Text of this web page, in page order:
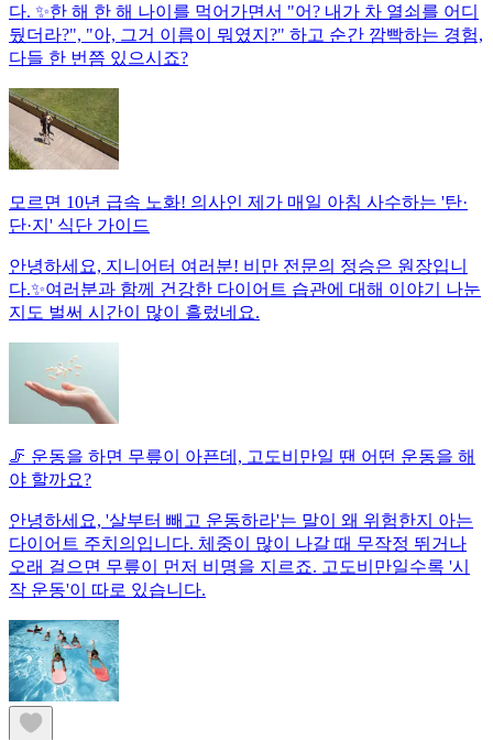
다. ✨한 해 한 해 나이를 먹어가면서 "어? 내가 차 열쇠를 어디
뒀더라?", "아, 그거 이름이 뭐였지?" 하고 순간 깜빡하는 경험,
다들 한 번쯤 있으시죠?
모르면 10년 급속 노화! 의사인 제가 매일 아침 사수하는 '탄·
단·지' 식단 가이드
안녕하세요, 지니어터 여러분! 비만 전문의 정승은 원장입니
다.✨여러분과 함께 건강한 다이어트 습관에 대해 이야기 나눈
지도 벌써 시간이 많이 흘렀네요.
🦵 운동을 하면 무릎이 아픈데, 고도비만일 땐 어떤 운동을 해
야 할까요?
안녕하세요, '살부터 빼고 운동하라'는 말이 왜 위험한지 아는
다이어트 주치의입니다. 체중이 많이 나갈 때 무작정 뛰거나
오래 걸으면 무릎이 먼저 비명을 지르죠. 고도비만일수록 '시
작 운동'이 따로 있습니다.